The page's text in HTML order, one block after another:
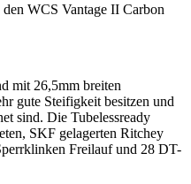
WCS Vantage II Carbon
mit 26,5mm breiten
gute Steifigkeit besitzen und
sind. Die Tubelessready
SKF gelagerten Ritchey
Freilauf und 28 DT-